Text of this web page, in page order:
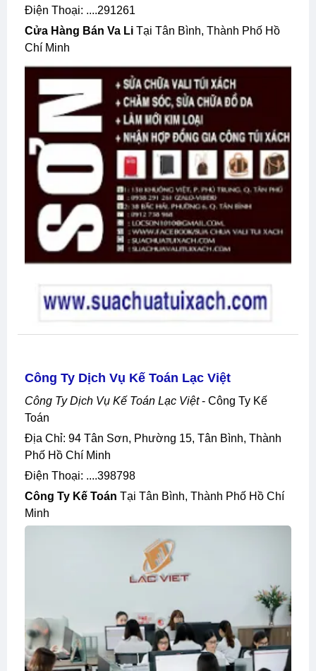
Điện Thoại: ....291261
Cửa Hàng Bán Va Li Tại Tân Bình, Thành Phố Hồ
Chí Minh
Công Ty Dịch Vụ Kế Toán Lạc Việt
Công Ty Dịch Vụ Kế Toán Lạc Việt- Công Ty Kế
Toán
Địa Chỉ: 94 Tân Sơn, Phường 15, Tân Bình, Thành
Phố Hồ Chí Minh
Điện Thoại: ....398798
Công Ty Kế Toán Tại Tân Bình, Thành Phố Hồ Chí
Minh